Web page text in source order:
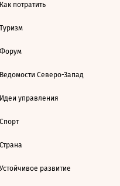
Как потратить
Туризм
Форум
Ведомости Северо-Запад
Идеи управления
Спорт
Страна
Устойчивое развитие